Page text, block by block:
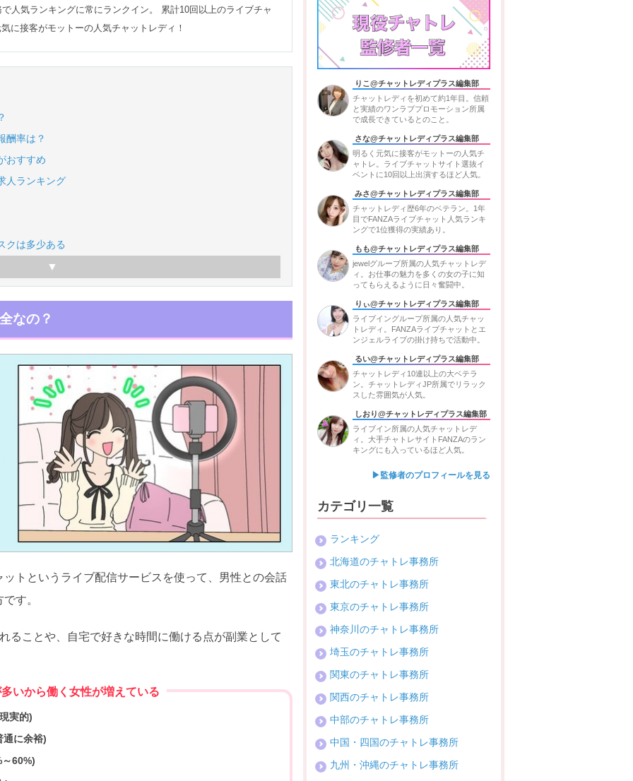
人気ランキングに常にランクイン。 累計10回以上のライブチャ
に接客がモットーの人気チャットレディ！
酬率は？
おすすめ
人ランキング
クは多少ある
なの？
トというライブ配信サービスを使って、男性との会話
す。
ることや、自宅で好きな時間に働ける点が副業として
いから働く女性が増えている
実的)
通に余裕)
60%)
りこ@チャットレディプラス編集部
チャットレディを初めて約1年目。信頼
と実績のワンラブプロモーション所属
で成長できているとのこと。
さな@チャットレディプラス編集部
明るく元気に接客がモットーの人気チ
ャトレ。ライブチャットサイト選抜イ
ベントに10回以上出演するほど人気。
みさ@チャットレディプラス編集部
チャットレディ歴6年のベテラン。1年
目でFANZAライブチャット人気ランキ
ングで1位獲得の実績あり。
もも@チャットレディプラス編集部
jewelグループ所属の人気チャットレデ
ィ。お仕事の魅力を多くの女の子に知
ってもらえるように日々奮闘中。
りぃ@チャットレディプラス編集部
ライブイングループ所属の人気チャッ
トレディ。FANZAライブチャットとエ
ンジェルライブの掛け持ちで活動中。
るい@チャットレディプラス編集部
チャットレディ10連以上の大ベテラ
ン。チャットレディJP所属でリラック
スした雰囲気が人気。
しおり@チャットレディプラス編集部
ライブイン所属の人気チャットレデ
ィ。大手チャトレサイトFANZAのラン
キングにも入っているほど人気。
▶監修者のプロフィールを見る
カテゴリ一覧
ランキング
北海道のチャトレ事務所
東北のチャトレ事務所
東京のチャトレ事務所
神奈川のチャトレ事務所
埼玉のチャトレ事務所
関東のチャトレ事務所
関西のチャトレ事務所
中部のチャトレ事務所
中国・四国のチャトレ事務所
九州・沖縄のチャトレ事務所